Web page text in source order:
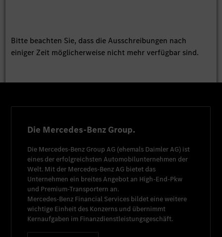
Bitte beachten Sie, dass die Ausschreibungen nach
einiger Zeit möglicherweise nicht mehr verfügbar sind.
Die Mercedes-Benz Group.
Die Mercedes-Benz Group AG (ehemals Daimler AG) ist
eines der erfolgreichsten Automobilunternehmen der
Welt. Mit der Mercedes-Benz AG bietet das
Unternehmen ein breites Angebot an High-End-Pkw
und Premium-Transportern an.
Mercedes-Benz Financial Services bildet eine weitere
wichtige Einheit des Konzerns und übernimmt
Kernaufgaben im Finanzdienstleistungsgeschäft.